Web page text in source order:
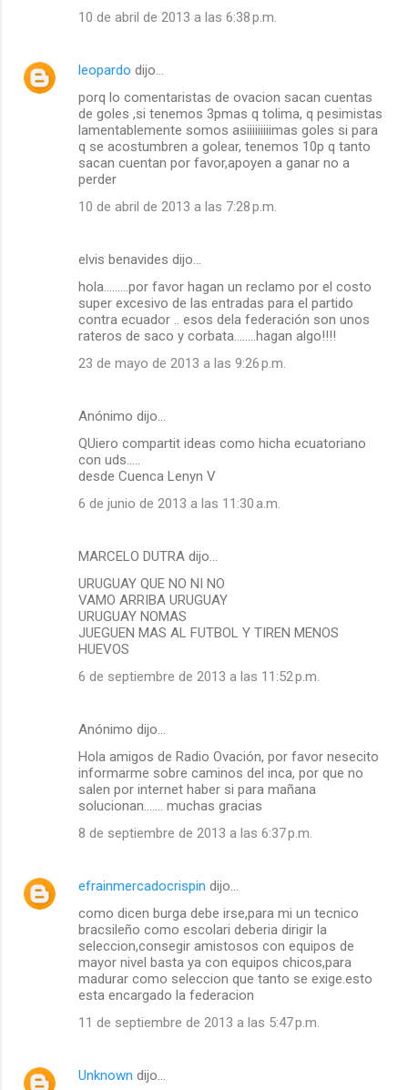
10 de abril de 2013 a las 6:38 p.m.
leopardo dijo…
porq lo comentaristas de ovacion sacan cuentas
de goles ,si tenemos 3pmas q tolima, q pesimistas
lamentablemente somos asiiiiiiiiimas goles si para
q se acostumbren a golear, tenemos 10p q tanto
sacan cuentan por favor,apoyen a ganar no a
perder
10 de abril de 2013 a las 7:28 p.m.
elvis benavides dijo…
hola.........por favor hagan un reclamo por el costo
super excesivo de las entradas para el partido
contra ecuador .. esos dela federación son unos
rateros de saco y corbata........hagan algo!!!!
23 de mayo de 2013 a las 9:26 p.m.
Anónimo dijo…
QUiero compartit ideas como hicha ecuatoriano
con uds.....
desde Cuenca Lenyn V
6 de junio de 2013 a las 11:30 a.m.
MARCELO DUTRA dijo…
URUGUAY QUE NO NI NO
VAMO ARRIBA URUGUAY
URUGUAY NOMAS
JUEGUEN MAS AL FUTBOL Y TIREN MENOS
HUEVOS
6 de septiembre de 2013 a las 11:52 p.m.
Anónimo dijo…
Hola amigos de Radio Ovación, por favor nesecito
informarme sobre caminos del inca, por que no
salen por internet haber si para mañana
solucionan....... muchas gracias
8 de septiembre de 2013 a las 6:37 p.m.
efrainmercadocrispin dijo…
como dicen burga debe irse,para mi un tecnico
bracsileño como escolari deberia dirigir la
seleccion,consegir amistosos con equipos de
mayor nivel basta ya con equipos chicos,para
madurar como seleccion que tanto se exige.esto
esta encargado la federacion
11 de septiembre de 2013 a las 5:47 p.m.
Unknown dijo…